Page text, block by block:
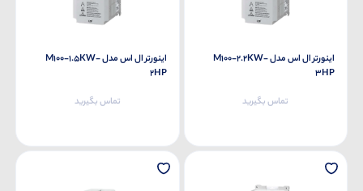
اینورتر ال اس مدل M100-2.2KW-
3HP
تماس بگیرید
اینورتر ال اس مدل M100-1.5KW-
2HP
تماس بگیرید